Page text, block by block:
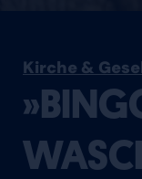
Kirche &